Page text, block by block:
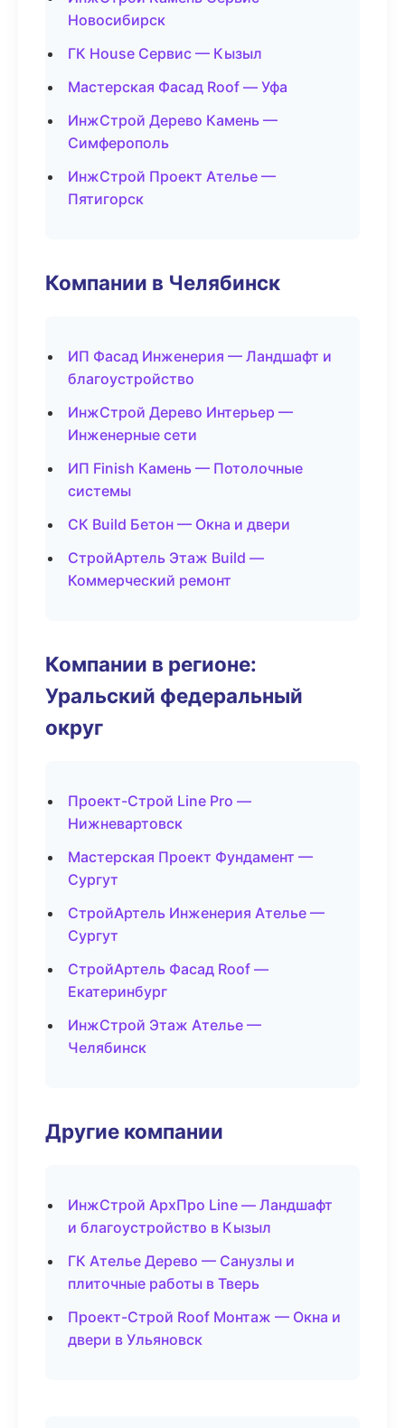
Новосибирск
ГК House Сервис — Кызыл
Мастерская Фасад Roof — Уфа
ИнжСтрой Дерево Камень —
Симферополь
ИнжСтрой Проект Ателье —
Пятигорск
Компании в Челябинск
ИП Фасад Инженерия — Ландшафт и
благоустройство
ИнжСтрой Дерево Интерьер —
Инженерные сети
ИП Finish Камень — Потолочные
системы
СК Build Бетон — Окна и двери
СтройАртель Этаж Build —
Коммерческий ремонт
Компании в регионе:
Уральский федеральный
округ
Проект-Строй Line Pro —
Нижневартовск
Мастерская Проект Фундамент —
Сургут
СтройАртель Инженерия Ателье —
Сургут
СтройАртель Фасад Roof —
Екатеринбург
ИнжСтрой Этаж Ателье —
Челябинск
Другие компании
ИнжСтрой АрхПро Line — Ландшафт
и благоустройство в Кызыл
ГК Ателье Дерево — Санузлы и
плиточные работы в Тверь
Проект-Строй Roof Монтаж — Окна и
двери в Ульяновск